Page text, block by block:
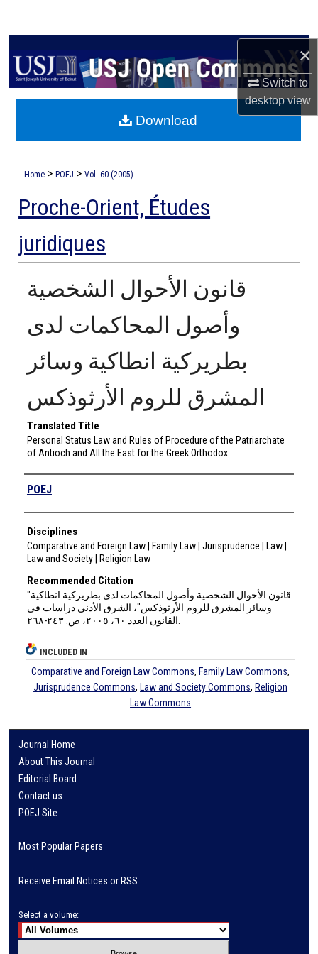
×
Switch to
desktopview
My Account
About
Home > POEJ > Vol. 60 (2005)
Proche-Orient, Études
juridiques
قانون الأحوال الشخصية
وأصول المحاكمات لدى
بطريركية انطاكية وسائر
المشرق للروم الأرثوذكس
Translated Title
Personal Status Law and Rules of Procedure of the Patriarchate
of Antioch and All the East for the Greek Orthodox
Authors
POEJ
Disciplines
Comparative and Foreign Law | Family Law | Jurisprudence | Law |
Law and Society | Religion Law
Recommended Citation
"قانون الأحوال الشخصية وأصول المحاكمات لدى بطريركية انطاكية
وسائر المشرق للروم الأرثوذكس"، الشرق الأدنى دراسات في
القانون العدد ٦٠، ٢٠٠٥، ص. ٢٤٣-٢٦٨.
Download
INCLUDED IN
Comparative and Foreign Law Commons, Family Law Commons,
Jurisprudence Commons, Law and Society Commons, Religion
Law Commons
Journal Home
About This Journal
Editorial Board
Contact us
POEJ Site
Most Popular Papers
Receive Email Notices or RSS
Select a volume: